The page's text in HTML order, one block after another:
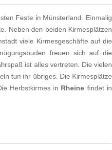
Feste in Münsterland. Einmalig
Neben den beiden Kirmesplätzen
viele Kirmesgeschäfte auf die
freuen sich auf die
ist alles vertreten. Die vielen
tun ihr übriges. Die Kirmesplätze
Herbstkirmes in Rheine findet in